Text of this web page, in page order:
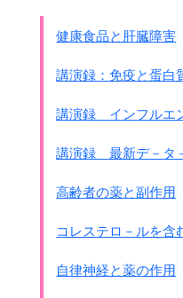
1942年3月6日
しかも西警備隊（歩兵第
1942年3月8日付
日本軍に抵抗した者
逃亡を企てた者
共産党員と侵入者
旅館宿泊人とその従者
平和回復社会の革新的敵同
健康食品と肝臓障害
講演録：免疫と蛋白
講演録 インフルエ
講演録 最新デ－タ
高齢者の薬と副作用
コレステロ－ルを含
自律神経と薬の作用